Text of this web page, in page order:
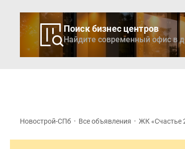
Поиск бизнес центров
Найдите современный офис в
Новострой-СПб • Все объявления • ЖК «Счастье